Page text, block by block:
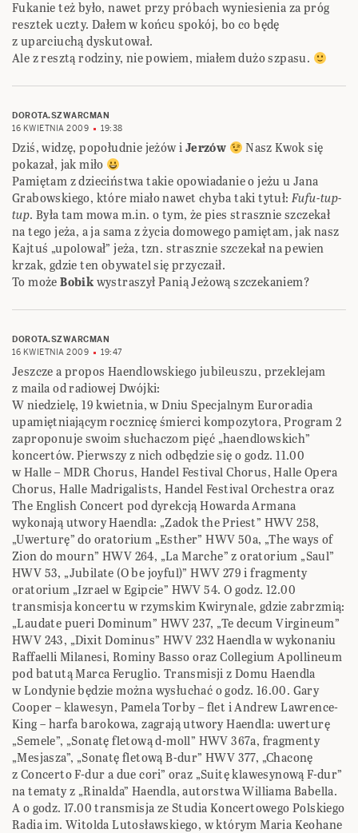
Fukanie też było, nawet przy próbach wyniesienia za próg
resztek uczty. Dałem w końcu spokój, bo co będę
z uparciuchą dyskutował.
Ale z resztą rodziny, nie powiem, miałem dużo szpasu.
DOROTA.SZWARCMAN
16 KWIETNIA 2009
19:38
Dziś, widzę, popołudnie jeżów iJerzów
Nasz Kwok się
pokazał, jak miło
Pamiętam z dzieciństwa takie opowiadanie o jeżu u Jana
Grabowskiego, które miało nawet chyba taki tytuł: Fufu-tup-
tup. Była tam mowa m.in. o tym, że pies strasznie szczekał
na tego jeża, a ja sama z życia domowego pamiętam, jak nasz
Kajtuś „upolował” jeża, tzn. strasznie szczekał na pewien
krzak, gdzie ten obywatel się przyczaił.
To możeBobikwystraszył Panią Jeżową szczekaniem?
DOROTA.SZWARCMAN
16 KWIETNIA 2009
19:47
Jeszcze a propos Haendlowskiego jubileuszu, przeklejam
z maila od radiowej Dwójki:
W niedzielę, 19 kwietnia, w Dniu Specjalnym Euroradia
upamiętniającym rocznicę śmierci kompozytora, Program 2
zaproponuje swoim słuchaczom pięć „haendlowskich”
koncertów. Pierwszy z nich odbędzie się o godz. 11.00
w Halle – MDR Chorus, Handel Festival Chorus, Halle Opera
Chorus, Halle Madrigalists, Handel Festival Orchestra oraz
The English Concert pod dyrekcją Howarda Armana
wykonają utwory Haendla: „Zadok the Priest” HWV 258,
„Uwerturę” do oratorium „Esther” HWV 50a, „The ways of
Zion do mourn” HWV 264, „La Marche” z oratorium „Saul”
HWV 53, „Jubilate (O be joyful)” HWV 279 i fragmenty
oratorium „Izrael w Egipcie” HWV 54. O godz. 12.00
transmisja koncertu w rzymskim Kwirynale, gdzie zabrzmią:
„Laudate pueri Dominum” HWV 237, „Te decum Virgineum”
HWV 243, „Dixit Dominus” HWV 232 Haendla w wykonaniu
Raffaelli Milanesi, Rominy Basso oraz Collegium Apollineum
pod batutą Marca Feruglio. Transmisji z Domu Haendla
w Londynie będzie można wysłuchać o godz. 16.00. Gary
Cooper – klawesyn, Pamela Torby – flet i Andrew Lawrence-
King – harfa barokowa, zagrają utwory Haendla: uwerturę
„Semele”, „Sonatę fletową d-moll” HWV 367a, fragmenty
„Mesjasza”, „Sonatę fletową B-dur” HWV 377, „Chaconę
z Concerto F-dur a due cori” oraz „Suitę klawesynową F-dur”
na tematy z „Rinalda” Haendla, autorstwa Williama Babella.
A o godz. 17.00 transmisja ze Studia Koncertowego Polskiego
Radia im. Witolda Lutosławskiego, w którym Maria Keohane